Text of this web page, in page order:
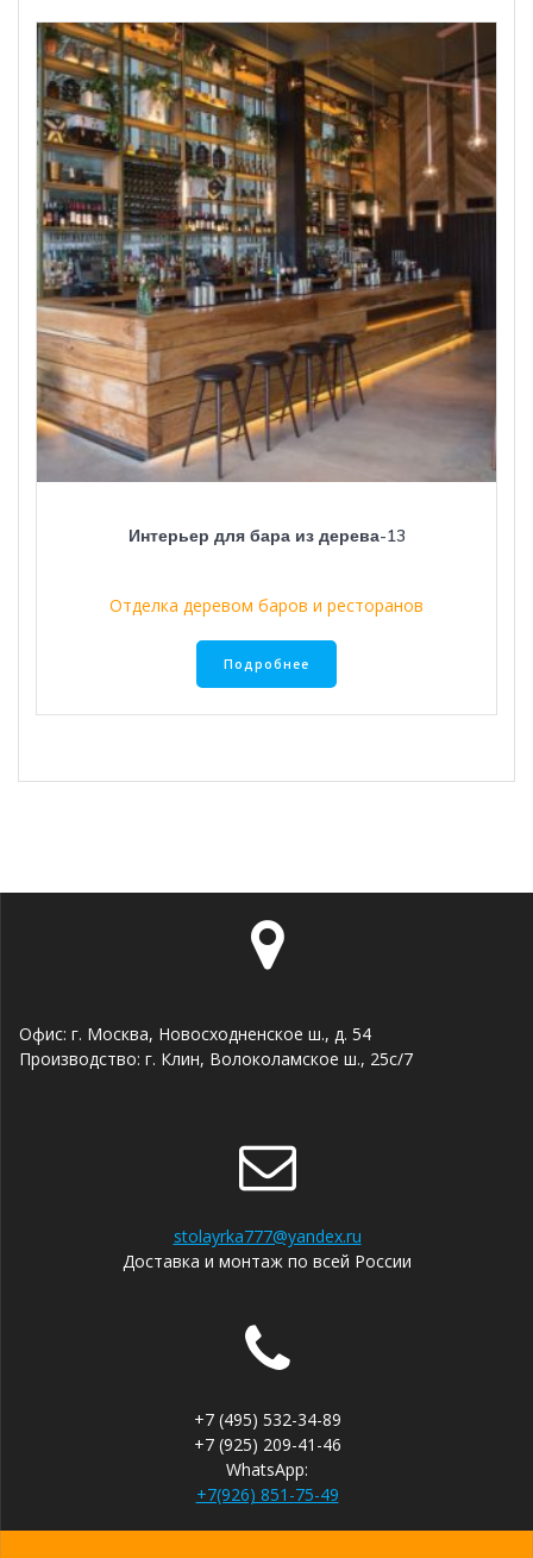
Интерьер для бара из дерева-13
Отделка деревом баров и ресторанов
Подробнее
Офис: г. Москва, Новосходненское ш., д. 54
Производство: г. Клин, Волоколамское ш., 25с/7
stolayrka777@yandex.ru
Доставка и монтаж по всей России
+7 (495) 532-34-89
+7 (925) 209-41-46
WhatsApp:
+7(926) 851-75-49